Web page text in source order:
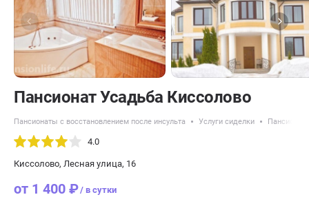
Пансионат Усадьба Киссолово
Пансионаты с восстановлением после инсульта Услуги сиделки
4.0
Киссолово, Лесная улица, 16
от 1 400 ₽/ в сутки